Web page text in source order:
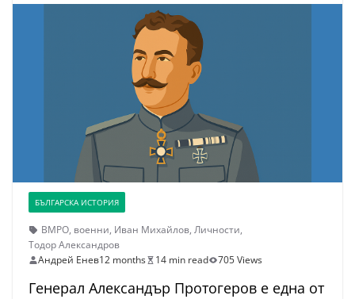
БЪЛГАРСКА ИСТОРИЯ
ВМРО, военни, Иван Михайлов, Личности,
Тодор Александров
Андрей Енев12 months 14 min read 705 Views
Генерал Александър Протогеров е една от